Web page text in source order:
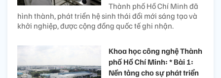
Thành phố Hồ Chí Minh đã
hình thành, phát triển hệ sinh thái đổi mới sáng tạo và
khởi nghiệp, được cộng đồng quốc tế ghi nhận.
Khoa học công nghệ Thành
phố Hồ Chí Minh: * Bài 1:
Nền tảng cho sự phát triển